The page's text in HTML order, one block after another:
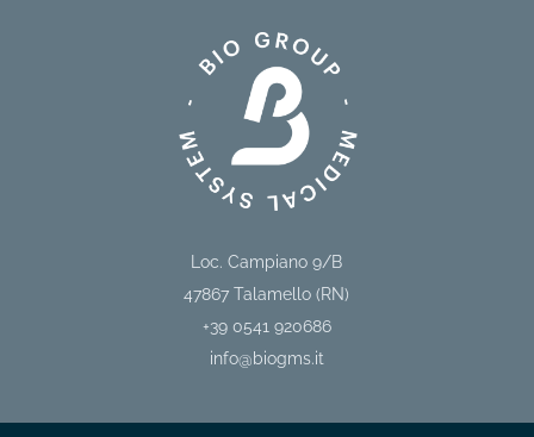
Loc. Campiano 9/B
47867 Talamello (RN)
+39 0541 920686
info@biogms.it